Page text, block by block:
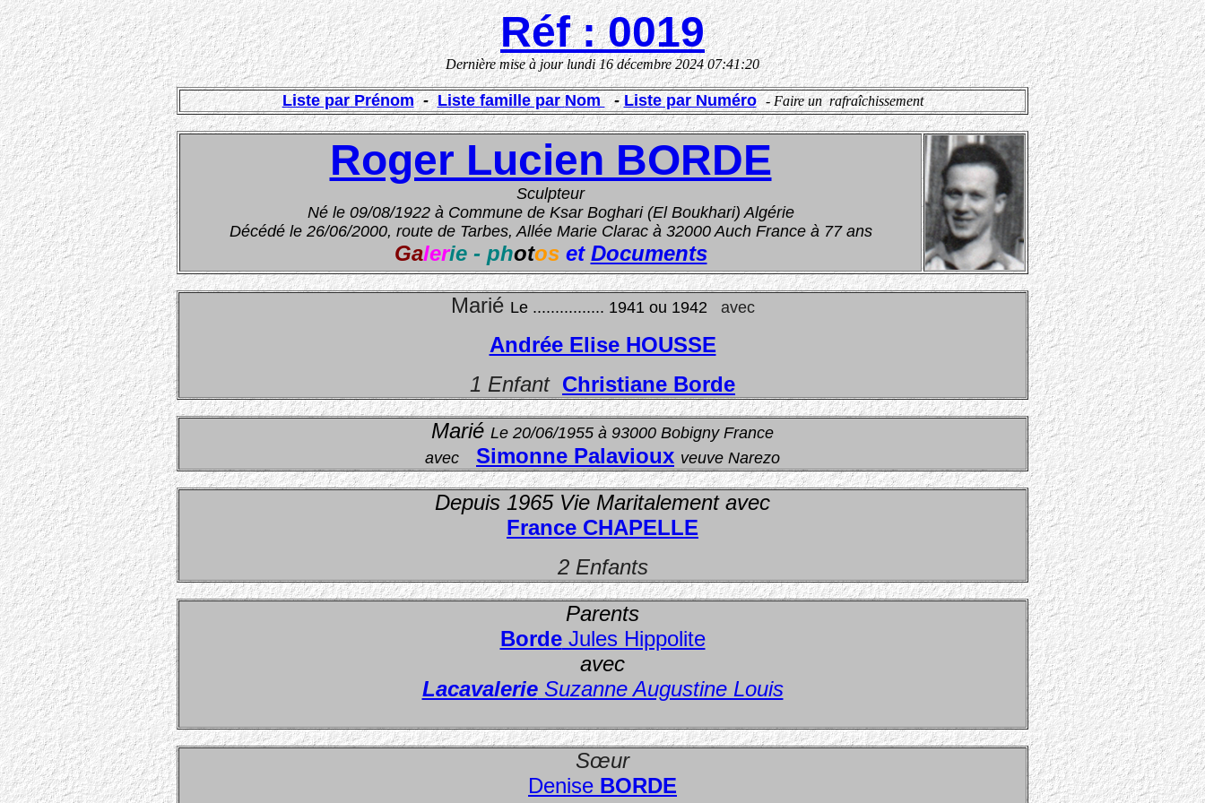
Réf : 0019
Dernière mise à jourlundi 16 décembre 2024 07:41:20
Liste par Prénom-Liste famille parNom-Liste par Numéro - Faire un rafraîchissement
Roger Lucien BORDE
Sculpteur
Né le 09/08/1922 à Commune de Ksar Boghari (El Boukhari) Algérie
Décédé le 26/06/2000, route de Tarbes, Allée Marie Clarac à 32000 Auch France à 77 ans
Galerie - photos et Documents
Marié Le ................ 1941 ou 1942 avec
Andrée Elise HOUSSE
1 Enfant Christiane Borde
Marié Le 20/06/1955 à 93000 Bobigny France
avec
Simonne Palavioux veuve Narezo
Depuis 1965 Vie Maritalement avec
France CHAPELLE
2 Enfants
Parents
BordeJules Hippolite
avec
LacavalerieSuzanne Augustine Louis
Sœur
Denise BORDE